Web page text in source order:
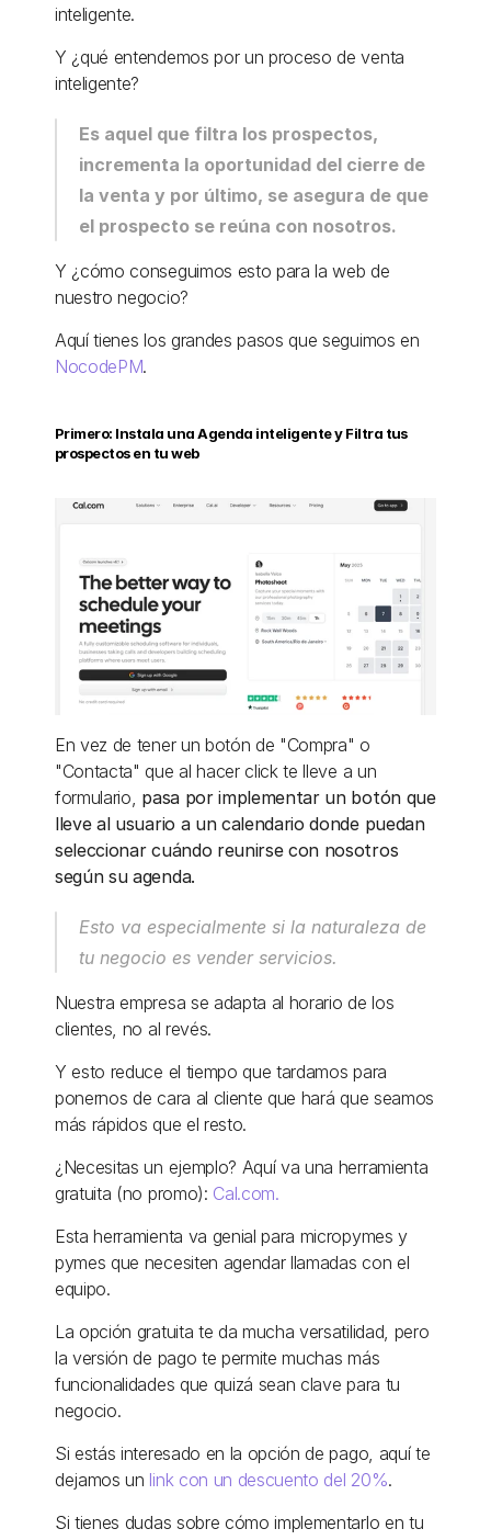
inteligente.
Y ¿qué entendemos por un proceso de venta
inteligente?
Es aquel que filtra los prospectos,
incrementa la oportunidad del cierre de
la venta y por último, se asegura de que
el prospecto se reúna con nosotros.
Y ¿cómo conseguimos esto para la web de
nuestro negocio?
NocodePM.
Primero: Instala una Agenda inteligente y Filtra tus
prospectos en tu web
En vez de tener un botón de "Compra" o
"Contacta" que al hacer click te lleve a un
formulario, pasa por implementar un botón que
lleve al usuario a un calendario donde puedan
seleccionar cuándo reunirse con nosotros
según su agenda.
Esto va especialmente si la naturaleza de
tu negocio es vender servicios.
Nuestra empresa se adapta al horario de los
clientes, no al revés.
Y esto reduce el tiempo que tardamos para
ponernos de cara al cliente que hará que seamos
más rápidos que el resto.
¿Necesitas un ejemplo? Aquí va una herramienta
gratuita (no promo): Cal.com.
Esta herramienta va genial para micropymes y
pymes que necesiten agendar llamadas con el
equipo.
La opción gratuita te da mucha versatilidad, pero
la versión de pago te permite muchas más
funcionalidades que quizá sean clave para tu
negocio.
Si estás interesado en la opción de pago, aquí te
dejamos un link con un descuento del 20%.
Si tienes dudas sobre cómo implementarlo en tu